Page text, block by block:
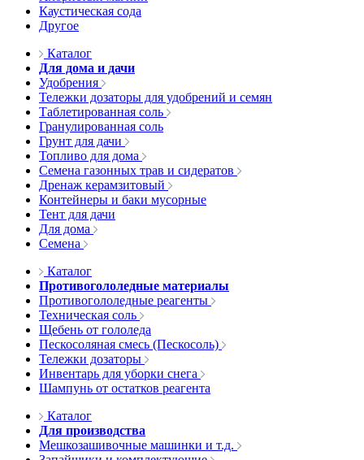
Каустическая сода
Другое
Каталог
Для дома и дачи
Удобрения
Тележки дозаторы для удобрений и семян
Таблетированная соль
Гранулированная соль
Грунт для дачи
Топливо для дома
Семена газонных трав и сидератов
Дренаж керамзитовый
Контейнеры и баки мусорные
Тент для дачи
Для дома
Семена
Каталог
Противогололедные материалы
Противогололедные реагенты
Техническая соль
Щебень от гололеда
Пескосоляная смесь (Пескосоль)
Тележки дозаторы
Инвентарь для уборки снега
Шампунь от остатков реагента
Каталог
Для производства
Мешкозашивочные машинки и т.д.